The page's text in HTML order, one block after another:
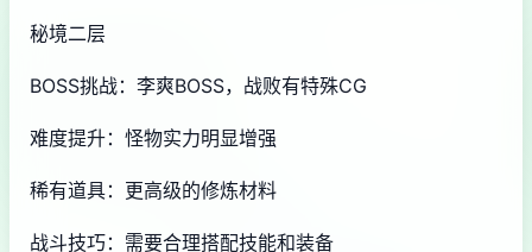
秘境二层
BOSS挑战：李爽BOSS，战败有特殊CG
难度提升：怪物实力明显增强
稀有道具：更高级的修炼材料
战斗技巧：需要合理搭配技能和装备